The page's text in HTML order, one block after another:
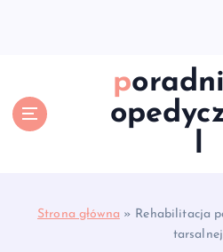
poradniaort
l
Strona główna » Rehabilitacja